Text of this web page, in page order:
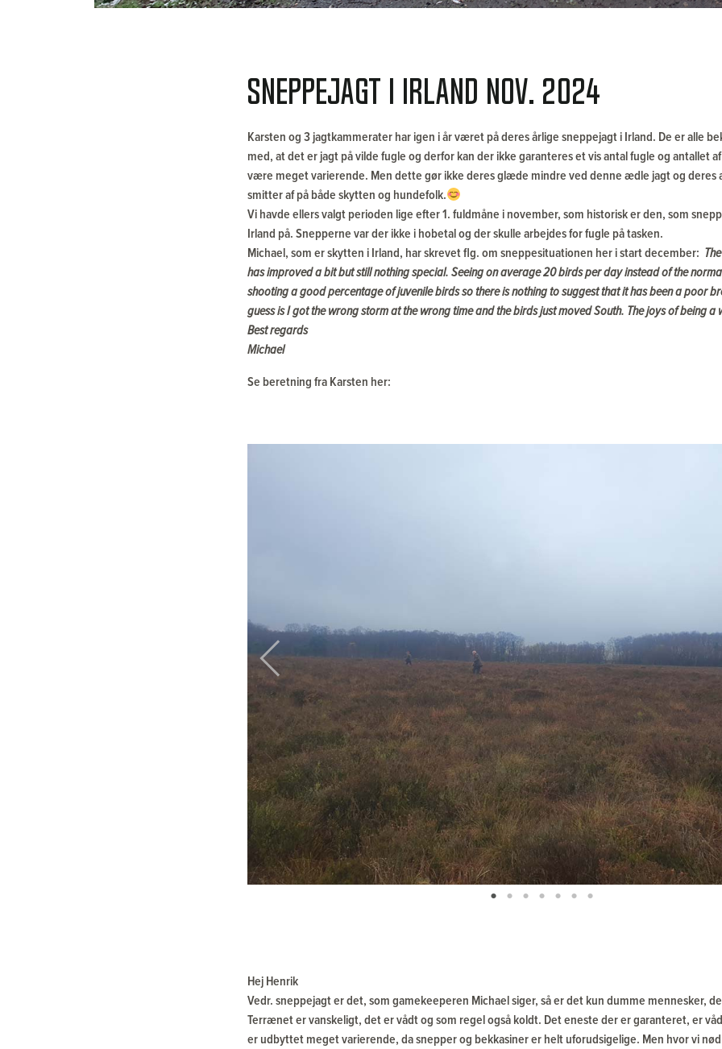
Sneppejagt i Irland nov. 2024
Karsten og 3 jagtkammerater har igen i år været på deres årlige sneppejagt i Irland. De er alle
med, at det er jagt på vilde fugle og derfor kan der ikke garanteres et vis antal fugle og antallet
være meget varierende. Men dette gør ikke deres glæde mindre ved denne ædle jagt og deres
smitter af på både skytten og hundefolk.
Vi havde ellers valgt perioden lige efter 1. fuldmåne i november, som historisk er den, som
Irland på. Snepperne var der ikke i hobetal og der skulle arbejdes for fugle på tasken.
Michael, som er skytten i Irland, har skrevet flg. om sneppesituationen her i start december:
has improved a bit but still nothing special.Seeing on average 20 birds per day instead of the
shooting a good percentage of juvenile birds so there is nothing to suggest that it has been a poor
guess is I got the wrong storm at the wrong time and the birds just moved South. The joys of being
Best regards
Michael
Se beretning fra Karsten her:
Previous
Hej Henrik
Vedr. sneppejagt er det, som gamekeeperen Michael siger, så er det kun dumme mennesker,
Terrænet er vanskeligt, det er vådt og som regel også koldt. Det eneste der er garanteret, er
er udbyttet meget varierende, da snepper og bekkasiner er helt uforudsigelige. Men hvor vi